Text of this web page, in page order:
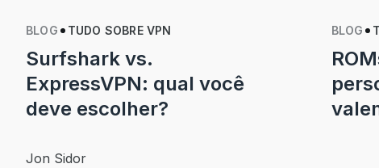
BLOG TUDO SOBRE VPN
Surfshark vs.
ExpressVPN: qual você
deve escolher?
Jon Sidor
BLOG